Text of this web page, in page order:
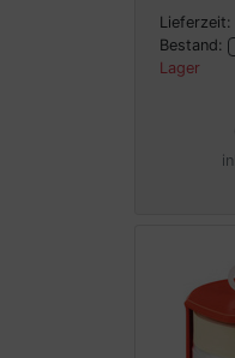
Lieferzeit:
Bestand:
Lager